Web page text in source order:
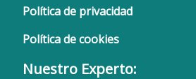
Política de privacidad
Política de cookies
Nuestro Experto: